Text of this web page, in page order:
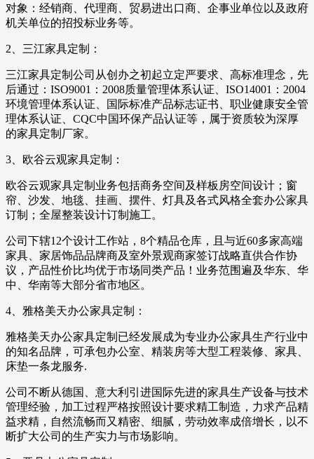
对象：经销商、代理商、贸易进出口商、企事业单位以及政府
机关单位的招投标业务等。
2、三江家具定制：
三江家具定制公司从创办之初起立定严要求、高标准理念，先
后通过：ISO9001：2008质量管理体系认证、ISO14001：2004
环境管理体系认证、国际标准产品标志证书、职业健康安全管
理体系认证、CQC中国环保产品认证等，属于资质较为深厚
的家具定制厂家。
3、欧谷云观家具定制：
欧谷云观家具定制业务包括商务空间及样板房空间设计；窗
帘、沙发、地毯、挂画、摆件、灯具及各式风格全套办公家具
订制；全屋整装设计订制施工。
公司下辖12个设计工作站，8个精品仓库，且与近60多家高端
家具、家居饰品品牌商及室外景观商家签订战略直供合作协
议，产品性价比均优于市场同类产品！业务范围遍及华东、华
中、华南等大部分省市地区。
4、雅格美天办公家具定制：
雅格美天办公家具定制已经发展成为专业办公家具生产行业中
的知名品牌，可承包办公室、精装房等大型工程装修、家具、
床垫一条龙服务.
公司不断从德国、意大利引进国际先进的家具生产设备与技术
管理经验，加工过程严格按照设计要求精工制造，力求产品精
益求精，自然流畅而又精密、细腻，劳动效率成倍增长，以不
断扩大公司的生产实力与市场影响。